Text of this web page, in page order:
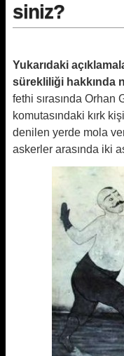
siniz?
Yukarıdaki
sürekliliği hakkında
fethi sırasında Orhan
komutasındaki kırk
denilen yerde mola
askerler arasında iki